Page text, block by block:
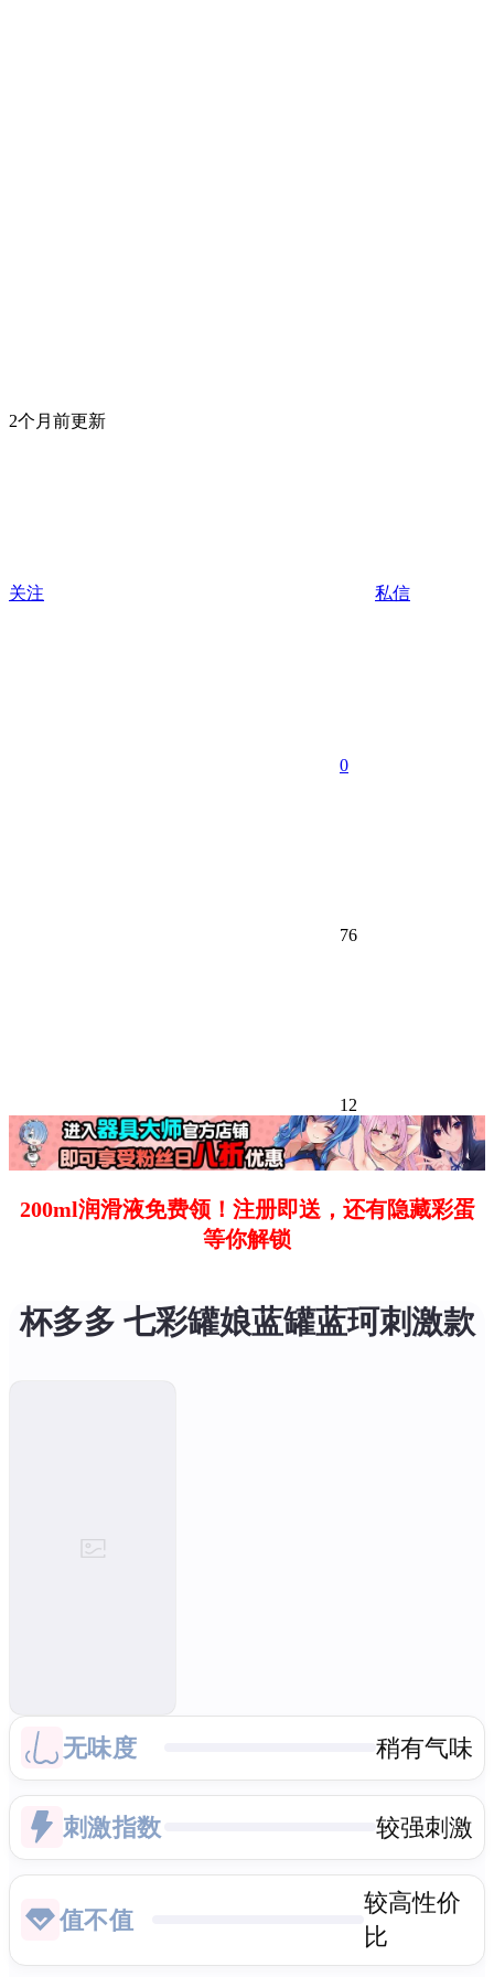
2个月前更新
关注 私信
0
76
12
200ml润滑液免费领！注册即送，还有隐藏彩蛋
等你解锁
杯多多 七彩罐娘蓝罐蓝珂刺激款
无味度 稍有气味
刺激指数 较强刺激
值不值
较高性价
比